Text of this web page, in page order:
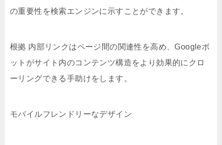
の重要性を検索エンジンに示すことができます。
根拠 内部リンクはページ間の関連性を高め、Googleボ
ットがサイト内のコンテンツ構造をより効果的にクロ
ーリングできる手助けをします。
モバイルフレンドリーなデザイン